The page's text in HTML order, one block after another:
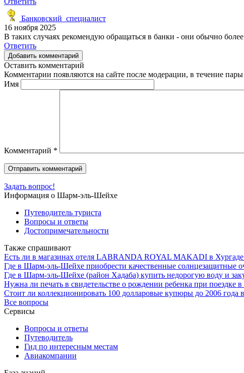
Банковский_специалист
16 ноября 2025
В таких случаях рекомендую обращаться в банки - они обычно
Ответить
Добавить комментарий
Оставить комментарий
Комментарии появляются на сайте после модерации, в течение пары
Имя
Комментарий *
Задать вопрос!
Информация о Шарм-эль-Шейхе
Путеводитель туриста
Вопросы и ответы
Достопримечательности
Также спрашивают
Есть ли в магазинах отеля LABRANDA ROYAL MAKADI в Хургаде
Где в Шарм-эль-Шейхе приобрести качественные солнцезащитные
Где в Шарм-эль-Шейхе (район Хадаба) купить недорогую воду и
Нужна ли печать в свидетельстве о рождении ребенка при
Стоит ли коллекционировать 100 долларовые купюры до 2006 года
Все вопросы
Сервисы
Вопросы и ответы
Путеводитель
Гид по интересным местам
Авиакомпании